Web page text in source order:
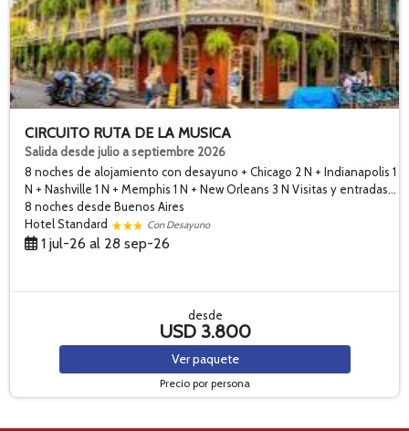
CIRCUITO RUTA DE LA MUSICA
Salida desde julio a septiembre 2026
8 noches de alojamiento con desayuno + Chicago 2 N + Indianapolis 1
N + Nashville 1 N + Memphis 1 N + New Orleans 3 N Visitas y entradas...
8 nochesdesde Buenos Aires
Hotel Standard
Con Desayuno
1 jul-26 al 28 sep-26
desde
USD 3.800
Verpaquete
Precio por persona